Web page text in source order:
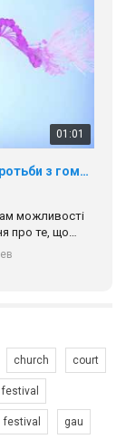
01:01
17 травня IDAHO. Міжнародний день боротьби з гомофобією трансфобією і біфобія.
можливості
про те, що
ми
рівності та
підрозділи
church court
festival gau